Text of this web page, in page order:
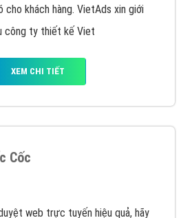
XEM CHI TIẾT